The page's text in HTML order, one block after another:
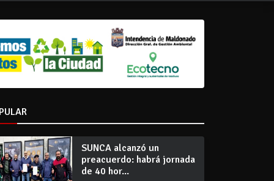
SUNCA alcanzó un
preacuerdo: habrá jornada
de 40 hor...